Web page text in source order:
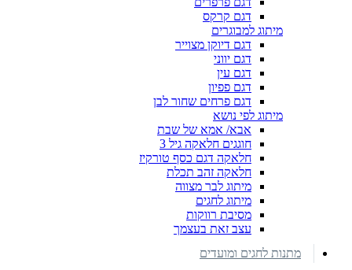
דגם קרקס
מיתוג למבוגרים
דגם דיוקן מצוייר
דגם יווני
דגם עין
דגם פפיון
דגם פרחים שחור לבן
מיתוג לפי נושא
אבא/ אמא של שבת
חוגגים חלאקה גיל 3
חלאקה דגם כסף טורקיז
חלאקה זהב תכלת
מיתוג לבר מצווה
מיתוג לחגים
מסיבת רווקות
עצב זאת בעצמך
מתנות לחגים ומועדים